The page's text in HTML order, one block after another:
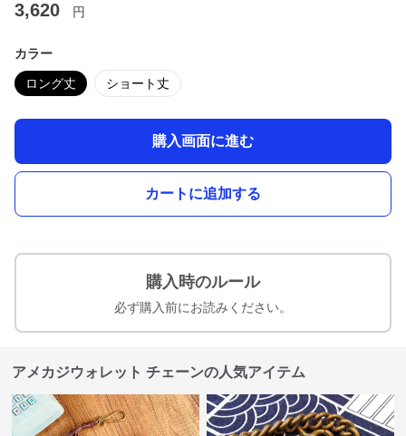
3,620 円
カラー
ロング丈 ショート丈
購入画面に進む
カートに追加する
購入時のルール
必ず購入前にお読みください。
アメカジウォレット チェーンの人気アイテム